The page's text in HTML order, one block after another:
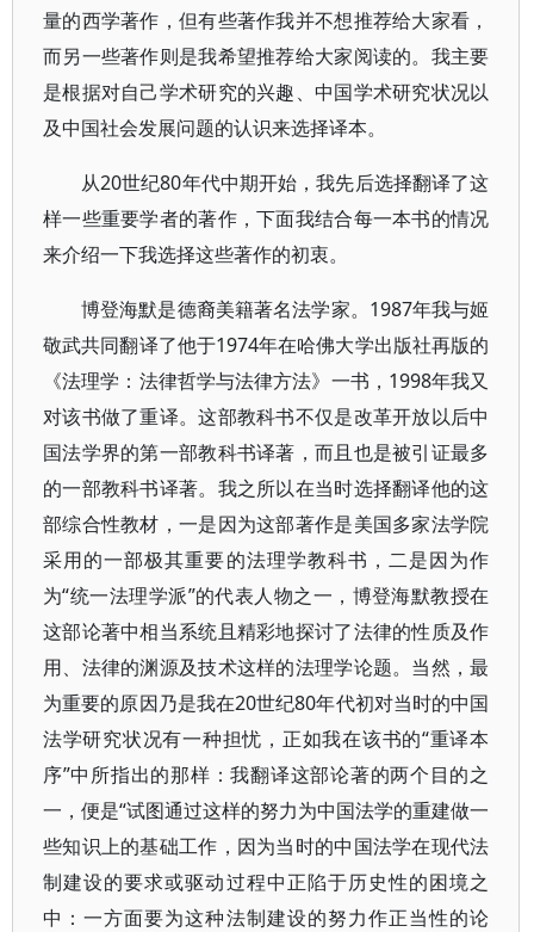
量的西学著作，但有些著作我并不想推荐给大家看，
而另一些著作则是我希望推荐给大家阅读的。我主要
是根据对自己学术研究的兴趣、中国学术研究状况以
及中国社会发展问题的认识来选择译本。
从20世纪80年代中期开始，我先后选择翻译了这
样一些重要学者的著作，下面我结合每一本书的情况
来介绍一下我选择这些著作的初衷。
博登海默是德裔美籍著名法学家。1987年我与姬
敬武共同翻译了他于1974年在哈佛大学出版社再版的
《法理学：法律哲学与法律方法》一书，1998年我又
对该书做了重译。这部教科书不仅是改革开放以后中
国法学界的第一部教科书译著，而且也是被引证最多
的一部教科书译著。我之所以在当时选择翻译他的这
部综合性教材，一是因为这部著作是美国多家法学院
采用的一部极其重要的法理学教科书，二是因为作
为“统一法理学派”的代表人物之一，博登海默教授在
这部论著中相当系统且精彩地探讨了法律的性质及作
用、法律的渊源及技术这样的法理学论题。当然，最
为重要的原因乃是我在20世纪80年代初对当时的中国
法学研究状况有一种担忧，正如我在该书的“重译本
序”中所指出的那样：我翻译这部论著的两个目的之
一，便是“试图通过这样的努力为中国法学的重建做一
些知识上的基础工作，因为当时的中国法学在现代法
制建设的要求或驱动过程中正陷于历史性的困境之
中：一方面要为这种法制建设的努力作正当性的论